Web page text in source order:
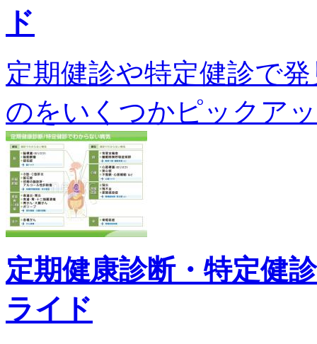
ド
定期健診や特定健診で
のをいくつかピックア
定期健康診断・特定健
ライド